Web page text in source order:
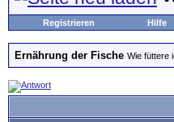
Registrieren Hilfe
Ernährung der Fische Wie füttere